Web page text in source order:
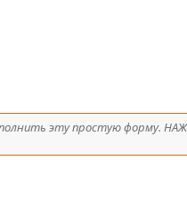
эту простую форму.